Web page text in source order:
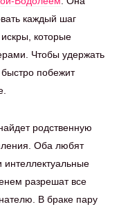
каждый шаг
которые
Чтобы удержать
побежит
родственную
Оба любят
интеллектуальные
разрешат все
В браке пару